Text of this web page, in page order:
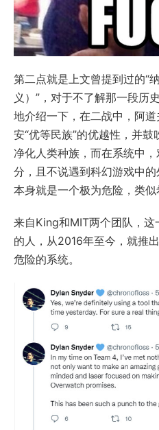
第二点就是上文曾提到过的“
义）”，对于不了解那一段历
地介绍一下，在二战中，阿
安“优等民族”的优越性，并
净化人类种族，而在系统中
分，且不说遇到科幻游戏中
本身就是一个极为危险，类似
来自King和MIT两个团队，
的人，从2016年至今，就推
危险的系统。